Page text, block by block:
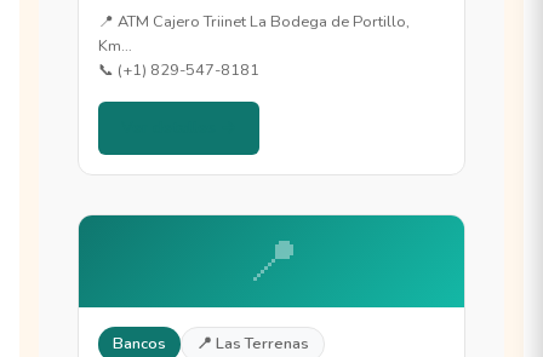
📍 ATM Cajero Triinet La Bodega de Portillo,
Km…
📞 (+1) 829-547-8181
📍
Bancos 📍 Las Terrenas